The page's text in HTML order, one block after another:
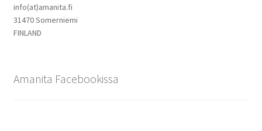
info(at)amanita.fi
31470 Somerniemi
FINLAND
Amanita Facebookissa